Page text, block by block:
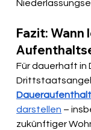
Fazit: Wann
Für dauerhaft in
Daueraufenthalt
darstellen –
zukünftiger